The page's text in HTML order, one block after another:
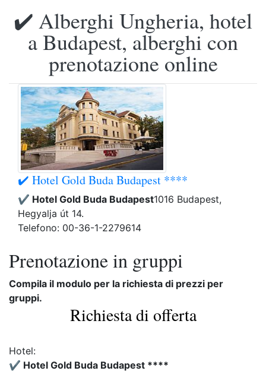
✔️ Alberghi Ungheria, hotel
a Budapest, alberghi con
prenotazione online
✔️ Hotel Gold Buda Budapest ****
✔️ Hotel Gold Buda Budapest1016 Budapest,
Hegyalja út 14.
Telefono: 00-36-1-2279614
Prenotazione in gruppi
Compila il modulo per la richiesta di prezzi per
gruppi.
Richiesta di offerta
Hotel:
✔️ Hotel Gold Buda Budapest ****